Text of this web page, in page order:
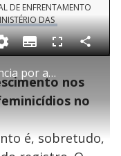
DE ENFRENTAMENTO
DAS
SP: 13 boletins de ocorrência por ameaça a mulher são registrados por hora entre janeiro e fevereiro
S
u
b
i
t
l
s
F
s
c
e
e
C
o
i
l
nos
no
é, sobretudo,